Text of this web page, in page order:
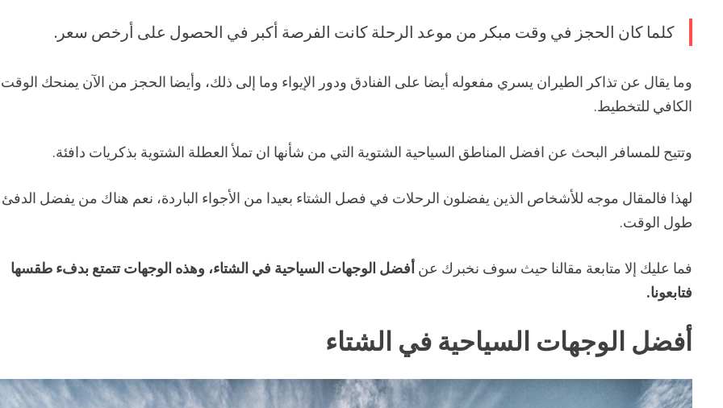
كلما كان الحجز في وقت مبكر من موعد الرحلة كانت الفرصة أكبر في الحصول على أرخص سعر.
وما يقال عن تذاكر الطيران يسري مفعوله أيضا على الفنادق ودور الإيواء وما إلى ذلك، وأيضا الحجز من الآن يمنحك الوقت
الكافي للتخطيط.
وتتيح للمسافر البحث عن افضل المناطق السياحية الشتوية التي من شأنها ان تملأ العطلة الشتوية بذكريات دافئة.
لهذا فالمقال موجه للأشخاص الذين يفضلون الرحلات في فصل الشتاء بعيدا من الأجواء الباردة، نعم هناك من يفضل
طول الوقت.
فما عليك إلا متابعة مقالنا حيث سوف نخبرك عنأفضل الوجهات السياحية في الشتاء، وهذه الوجهات تتمتع بدفء طقسها
فتابعونا.
أفضل الوجهات السياحية في الشتاء